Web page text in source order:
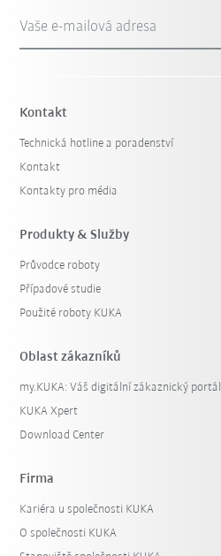
Vaše e-mailová adresa
Kontakt
Technická hotline a poradenství
Kontakt
Kontakty pro média
Produkty & Služby
Průvodce roboty
Případové studie
Použité roboty KUKA
Oblast zákazníků
my.KUKA: Váš digitální zákaznický portál
KUKA Xpert
Download Center
Firma
Kariéra u společnosti KUKA
O společnosti KUKA